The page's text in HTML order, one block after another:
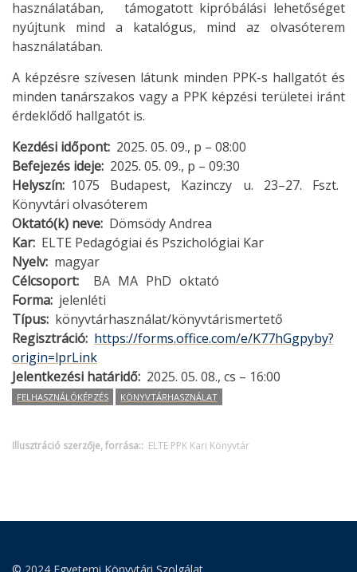
használatában, támogatott kipróbálási lehetőséget
nyújtunk mind a katalógus, mind az olvasóterem
használatában.
A képzésre szívesen látunk minden PPK-s hallgatót és
minden tanárszakos vagy a PPK képzési területei iránt
érdeklődő hallgatót is.
Kezdési időpont 2025. 05. 09., p – 08:00
Befejezés ideje 2025. 05. 09., p – 09:30
Helyszín 1075 Budapest, Kazinczy u. 23–27. Fszt.
Könyvtári olvasóterem
Oktató(k) neve Dömsödy Andrea
Kar ELTE Pedagógiai és Pszichológiai Kar
Nyelv magyar
Célcsoport
BA MA PhD oktató
Forma jelenléti
Típus könyvtárhasználat/könyvtárismertető
Regisztráció https://forms.office.com/e/K77hGgpyby?
origin=lprLink
Jelentkezési határidő 2025. 05. 08., cs – 16:00
FELHASZNÁLÓKÉPZÉS KÖNYVTÁRHASZNÁLAT
Illusztráció szerzője, forrása: ELTE PPK Kari Könyvtár